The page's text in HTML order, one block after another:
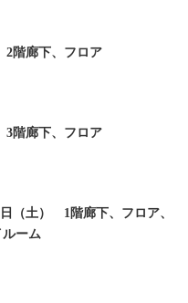
階廊下、フロア
階廊下、フロア
階廊下、フロア、
ルーム